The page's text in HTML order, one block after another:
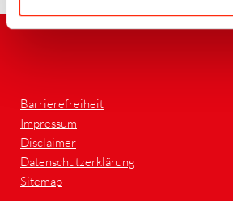
Barrierefreiheit
Impressum
Disclaimer
Datenschutzerklärung
Sitemap